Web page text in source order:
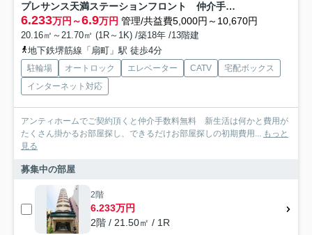
プレサンス天満ステーションフロント 仲介手数料無料
6.233万円～6.9万円 管理/共益費5,000円～10,670円
20.16㎡～21.70㎡ (1R～1K) /築18年 /13階建
地下鉄堺筋線「扇町」駅 徒歩4分
駐輪場 オートロック エレベーター CATV
宅配ボックス
インターネット対応
アンティホームでご契約頂くと仲介手数料無料 新生活は何かと費用が
たくさん掛かるお部屋探し、できるだけお部屋探しの初期費用... もっと
見る
募集中の部屋
2階
6.233万円
2階 / 21.50㎡ / 1R